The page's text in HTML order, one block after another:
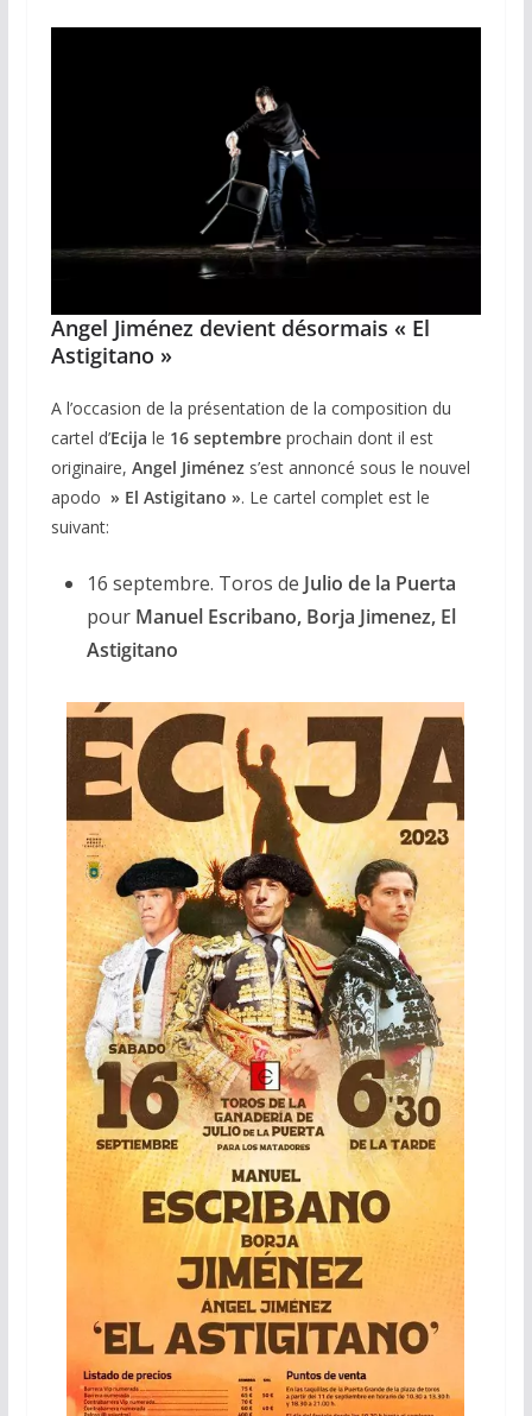
Angel Jiménez devient désormais « El
Astigitano »
A l’occasion de la présentation de la composition du
cartel d’Ecija le 16 septembreprochain dont il est
originaire, Angel Jiménez s’est annoncé sous le nouvel
apodo » El Astigitano ». Le cartel complet est le
suivant:
16 septembre. Toros de Julio de la Puerta
pour Manuel Escribano, Borja Jimenez, El
Astigitano